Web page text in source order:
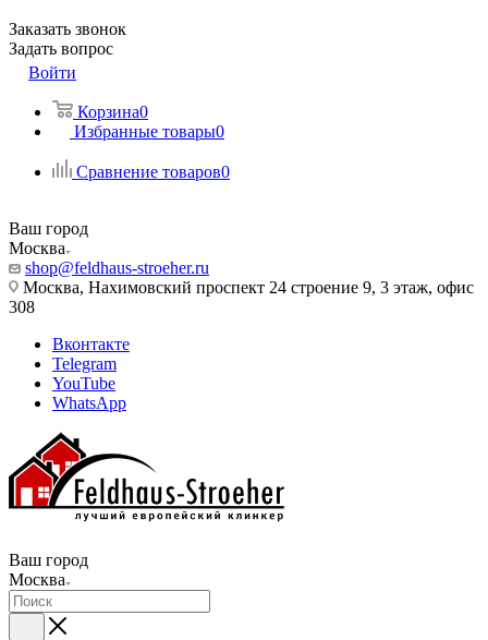
Заказать звонок
Задать вопрос
Войти
Корзина0
Избранные товары0
Сравнение товаров0
Ваш город
Москва
shop@feldhaus-stroeher.ru
Москва, Нахимовский проспект 24 строение 9, 3 этаж, офис
308
Вконтакте
Telegram
YouTube
WhatsApp
Ваш город
Москва